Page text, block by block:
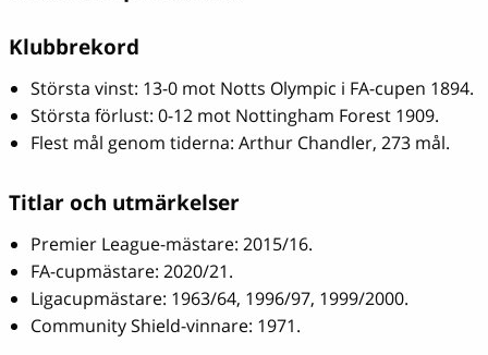
Klubbrekord
Största vinst: 13-0 mot Notts Olympic i FA-cupen 1894.
Största förlust: 0-12 mot Nottingham Forest 1909.
Flest mål genom tiderna: Arthur Chandler, 273 mål.
Titlar och utmärkelser
Premier League-mästare: 2015/16.
FA-cupmästare: 2020/21.
Ligacupmästare: 1963/64, 1996/97, 1999/2000.
Community Shield-vinnare: 1971.